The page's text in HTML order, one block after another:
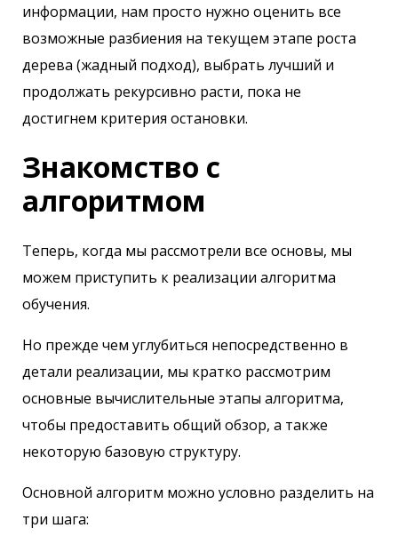
информации, нам просто нужно оценить все
возможные разбиения на текущем этапе роста
дерева (жадный подход), выбрать лучший и
продолжать рекурсивно расти, пока не
достигнем критерия остановки.
Знакомство с
алгоритмом
Теперь, когда мы рассмотрели все основы, мы
можем приступить к реализации алгоритма
обучения.
Но прежде чем углубиться непосредственно в
детали реализации, мы кратко рассмотрим
основные вычислительные этапы алгоритма,
чтобы предоставить общий обзор, а также
некоторую базовую структуру.
Основной алгоритм можно условно разделить на
три шага: